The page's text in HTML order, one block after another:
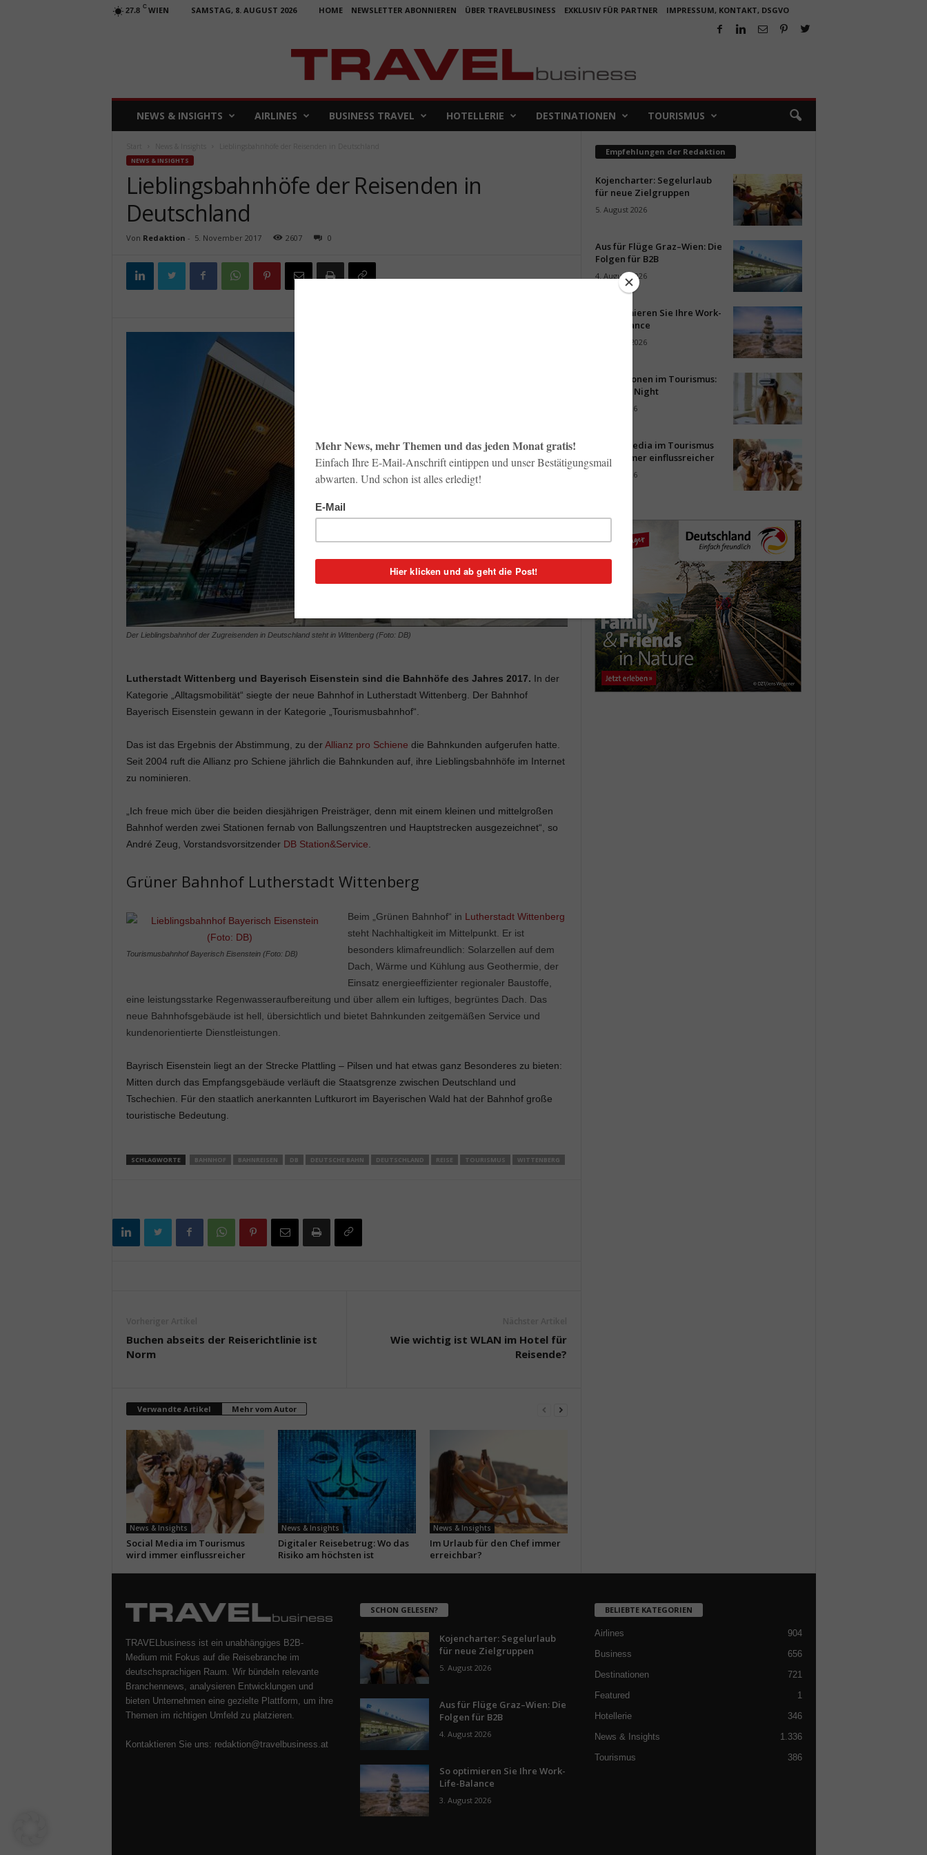
27.8 C WIEN SAMSTAG, 8. AUGUST 2026 HOME NEWSLETTER ABONNIEREN ÜBER TRAVELBUSINESS EXKLUSIV FÜR PARTNER IMPRESSUM, KONTAKT, DSGVO
A
NEWS & INSIGHTS AIRLINES BUSINESS TRAVEL HOTELLERIE DESTINATIONEN TOURISMUS
NEWS & INSIGHTS
Lieblingsbahnhöfe der Reisenden in
Deutschland
Von Redaktion - 5. November 2017 2607 0
Der Lieblingsbahnhof der Zugreisenden in Deutschland steht in Wittenberg (Foto: DB)
Lutherstadt Wittenberg und Bayerisch Eisenstein sind die Bahnhöfe des Jahres 2017. In der
Kategorie „Alltagsmobilität“ siegte der neue Bahnhof in Lutherstadt Wittenberg. Der Bahnhof
Bayerisch Eisenstein gewann in der Kategorie „Tourismusbahnhof“.
Das ist das Ergebnis der Abstimmung, zu derAllianz pro Schiene die Bahnkunden aufgerufen hatte.
Seit 2004 ruft die Allianz pro Schiene jährlich die Bahnkunden auf, ihre Lieblingsbahnhöfe im Internet
zu nominieren.
„Ich freue mich über die beiden diesjährigen Preisträger, denn mit einem kleinen und mittelgroßen
Bahnhof werden zwei Stationen fernab von Ballungszentren und Hauptstrecken ausgezeichnet“, so
André Zeug, Vorstandsvorsitzender DB Station&Service
Grüner Bahnhof Lutherstadt Wittenberg
Tourismusbahnhof Bayerisch Eisenstein (Foto: DB)
Beim „Grünen Bahnhof“ in Lutherstadt Wittenberg
steht Nachhaltigkeit im Mittelpunkt. Er ist
besonders klimafreundlich: Solarzellen auf dem
Dach, Wärme und Kühlung aus Geothermie, der
Einsatz energieeffizienter regionaler Baustoffe,
eine leistungsstarke Regenwasseraufbereitung und über allem ein luftiges, begrüntes Dach. Das
neue Bahnhofsgebäude ist hell, übersichtlich und bietet Bahnkunden zeitgemäßen Service und
kundenorientierte Dienstleistungen.
Bayrisch Eisenstein liegt an der Strecke Plattling – Pilsen und hat etwas ganz Besonderes zu bieten:
Mitten durch das Empfangsgebäude verläuft die Staatsgrenze zwischen Deutschland und
Tschechien. Für den staatlich anerkannten Luftkurort im Bayerischen Wald hat der Bahnhof große
touristische Bedeutung.
SCHLAGWORTE BAHNHOF BAHNREISEN DB DEUTSCHE BAHN DEUTSCHLAND REISE TOURISMUS WITTENBERG
Buchen abseits der Reiserichtlinie ist
Norm
Wie wichtig ist WLAN im Hotel für
Reisende?
Verwandte Artikel Mehr vom Autor
News & Insights
Social Media im Tourismus
wird immer einflussreicher
News & Insights
Digitaler Reisebetrug: Wo das
Risiko am höchsten ist
News & Insights
Im Urlaub für den Chef immer
erreichbar?
Empfehlungen der Redaktion
Kojencharter: Segelurlaub
für neue Zielgruppen
5. August 2026
Aus für Flüge Graz–Wien: Die
Folgen für B2B
4. August 2026
So optimieren Sie Ihre Work-
Life-Balance
3. August 2026
Innovationen im Tourismus:
Start-up Night
31. Juli 2026
Social Media im Tourismus
wird immer einflussreicher
30. Juli 2026
TRAVELbusiness ist ein unabhängiges B2B-
Medium mit Fokus auf die Reisebranche im
deutschsprachigen Raum. Wir bündeln relevante
Branchennews, analysieren Entwicklungen und
bieten Unternehmen eine gezielte Plattform, um ihre
Themen im richtigen Umfeld zu platzieren.
Kontaktieren Sie uns: redaktion@travelbusiness.at
SCHON GELESEN?
Kojencharter: Segelurlaub
für neue Zielgruppen
5. August 2026
Aus für Flüge Graz–Wien: Die
Folgen für B2B
4. August 2026
So optimieren Sie Ihre Work-
Life-Balance
3. August 2026
BELIEBTE KATEGORIEN
Airlines
904
Business
656
Destinationen
721
Featured
1
Hotellerie
346
News & Insights
1.336
Tourismus
386